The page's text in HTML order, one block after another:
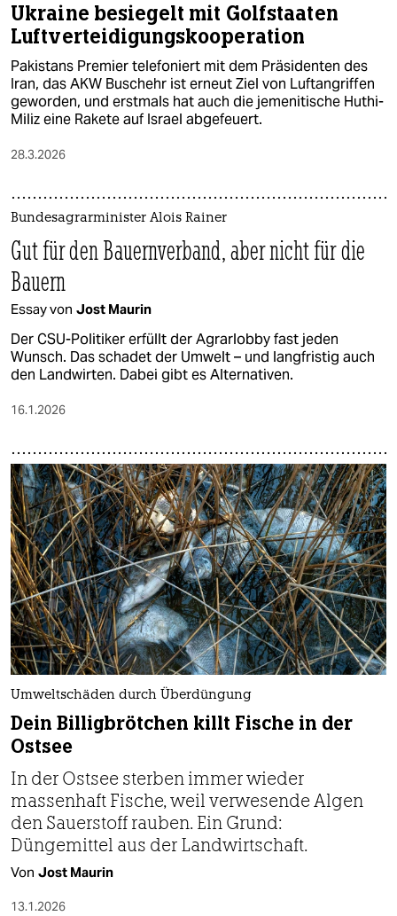
Ukraine besiegelt mit Golfstaaten
Luftverteidigungskooperation
Pakistans Premier telefoniert mit dem Präsidenten des
Iran, das AKW Buschehr ist erneut Ziel von Luftangriffen
geworden, und erstmals hat auch die jemenitische Huthi-
Miliz eine Rakete auf Israel abgefeuert.
28.3.2026
Bundesagrarminister Alois Rainer
Gut für den Bauernverband, aber nicht für die
Bauern
Essay von Jost Maurin
Der CSU-Politiker erfüllt der Agrarlobby fast jeden
Wunsch. Das schadet der Umwelt – und langfristig auch
den Landwirten. Dabei gibt es Alternativen.
16.1.2026
Umweltschäden durch Überdüngung
Dein Billigbrötchen killt Fische in der
Ostsee
In der Ostsee sterben immer wieder
massenhaft Fische, weil verwesende Algen
den Sauerstoff rauben. Ein Grund:
Düngemittel aus der Landwirtschaft.
Von Jost Maurin
13.1.2026